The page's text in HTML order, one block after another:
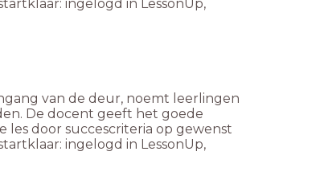
ingelogd in LessonUp,
van de deur, noemt leerlingen
De docent geeft het goede
door succescriteria op gewenst
ingelogd in LessonUp,